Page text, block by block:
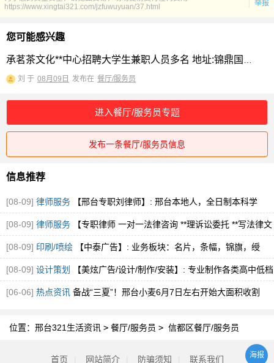
举报
https://www.xingtai321.com/jzfuwuyuan/37.html
您可能感兴趣
刘 于 08月09日 发布在 餐厅/服务员
进入餐厅/服务员专题
发布一条餐厅/服务员信息
信息推荐
[08-09] 律师服务 【邢台专职刘律师】: 邢台本地人，全日制本科学
历，法学专业科
[08-09] 律师服务 【专职律师 一对一法律咨询 **理诉讼委托 **写法律文
书】
[08-09] 印刷/喷绘 【中泰广告】: 业务板块：名片，条幅，锦旗，绶
带，袖标，喷绘
[08-09] 设计策划 【美炫广告/设计/制作/安装】: 专业制作各类高中低档
门头，
[06-06] 热点资讯 备战“三夏”！邢台小麦6月7日左右开始大面积收割
位置： 邢台321生活资讯 > 餐厅/服务员 > 信都区餐厅/服务员
首页 网站简介 防骗须知 联系我们 海报